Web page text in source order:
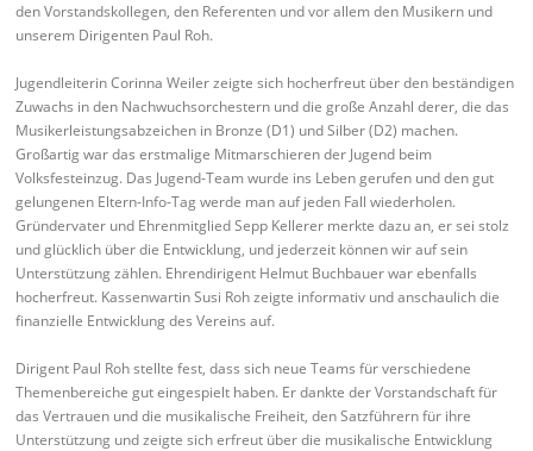
den Vorstandskollegen, den Referenten und vor allem den Musikern und
unserem Dirigenten Paul Roh.
Jugendleiterin Corinna Weiler zeigte sich hocherfreut über den beständigen
Zuwachs in den Nachwuchsorchestern und die große Anzahl derer, die das
Musikerleistungsabzeichen in Bronze (D1) und Silber (D2) machen.
Großartig war das erstmalige Mitmarschieren der Jugend beim
Volksfesteinzug. Das Jugend-Team wurde ins Leben gerufen und den gut
gelungenen Eltern-Info-Tag werde man auf jeden Fall wiederholen.
Gründervater und Ehrenmitglied Sepp Kellerer merkte dazu an, er sei stolz
und glücklich über die Entwicklung, und jederzeit können wir auf sein
Unterstützung zählen. Ehrendirigent Helmut Buchbauer war ebenfalls
hocherfreut. Kassenwartin Susi Roh zeigte informativ und anschaulich die
finanzielle Entwicklung des Vereins auf.
Dirigent Paul Roh stellte fest, dass sich neue Teams für verschiedene
Themenbereiche gut eingespielt haben. Er dankte der Vorstandschaft für
das Vertrauen und die musikalische Freiheit, den Satzführern für ihre
Unterstützung und zeigte sich erfreut über die musikalische Entwicklung